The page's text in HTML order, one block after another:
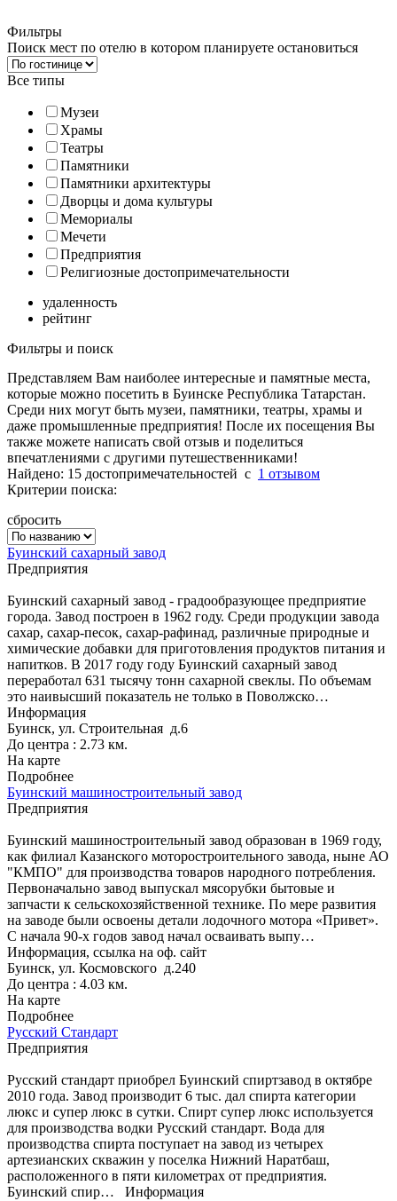
Фильтры
Поиск мест по отелю в котором планируете остановиться
Все типы
Музеи
Храмы
Театры
Памятники
Памятники архитектуры
Дворцы и дома культуры
Мемориалы
Мечети
Предприятия
Религиозные достопримечательности
удаленность
рейтинг
Фильтры и поиск
Представляем Вам наиболее интересные и памятные места,
которые можно посетить в Буинске Республика Татарстан.
Среди них могут быть музеи, памятники, театры, храмы и
даже промышленные предприятия! После их посещения Вы
также можете написать свой отзыв и поделиться
впечатлениями с другими путешественниками!
Найдено: 15 достопримечательностей c 1 отзывом
Критерии поиска:
сбросить
Буинский сахарный завод
Предприятия
Буинский сахарный завод - градообразующее предприятие
города. Завод построен в 1962 году. Среди продукции завода
сахар, сахар-песок, сахар-рафинад, различные природные и
химические добавки для приготовления продуктов питания и
напитков. В 2017 году году Буинский сахарный завод
переработал 631 тысячу тонн сахарной свеклы. По объемам
это наивысший показатель не только в Поволжско…
Информация
Буинск, ул. Строительная д.6
До центра : 2.73 км.
На карте
Подробнее
Буинский машиностроительный завод
Предприятия
Буинский машиностроительный завод образован в 1969 году,
как филиал Казанского моторостроительного завода, ныне АО
"КМПО" для производства товаров народного потребления.
Первоначально завод выпускал мясорубки бытовые и
запчасти к сельскохозяйственной технике. По мере развития
на заводе были освоены детали лодочного мотора «Привет».
С начала 90-х годов завод начал осваивать выпу…
Информация, ссылка на оф. сайт
Буинск, ул. Космовского д.240
До центра : 4.03 км.
На карте
Подробнее
Русский Стандарт
Предприятия
Русский стандарт приобрел Буинский спиртзавод в октябре
2010 года. Завод производит 6 тыс. дал спирта категории
люкс и супер люкс в сутки. Спирт супер люкс используется
для производства водки Русский стандарт. Вода для
производства спирта поступает на завод из четырех
артезианских скважин у поселка Нижний Наратбаш,
расположенного в пяти километрах от предприятия.
Буинский спир… Информация